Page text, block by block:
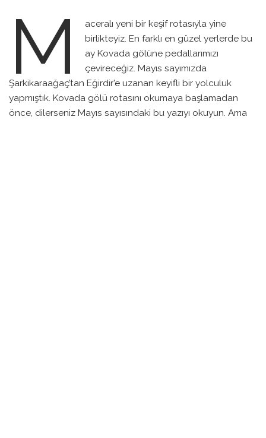
M
aceralı yeni bir keşif rotasıyla yine
birlikteyiz. En farklı en güzel yerlerde bu
ay Kovada gölüne pedallarımızı
çevireceğiz. Mayıs sayımızda
Şarkikaraağaç’tan Eğirdir’e uzanan keyifli bir yolculuk
yapmıştık. Kovada gölü rotasını okumaya başlamadan
önce, dilerseniz Mayıs sayısındaki bu yazıyı okuyun. Ama